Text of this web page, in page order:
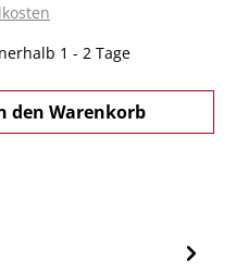
1 - 2 Tage
den gewünschten
den Warenkorb